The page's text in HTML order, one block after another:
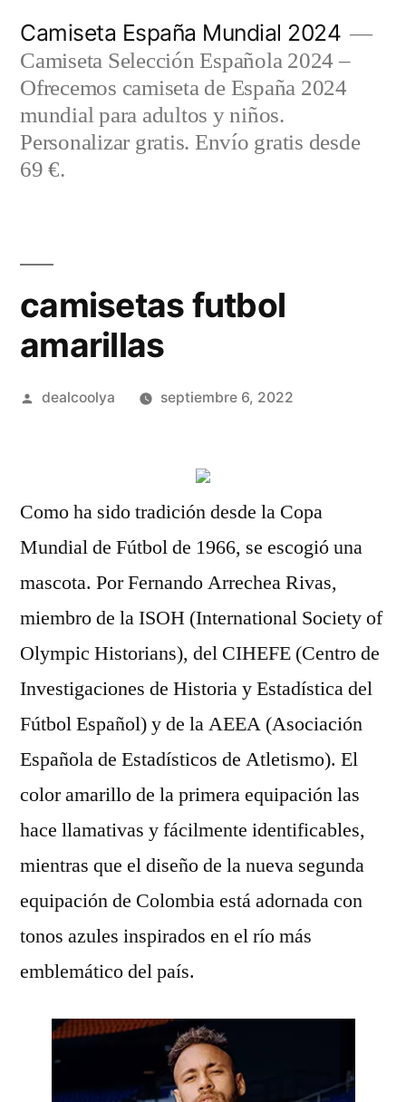
contenido
Camiseta España Mundial 2024
Camiseta Selección Española 2024 –
Ofrecemos camiseta de España 2024
mundial para adultos y niños.
Personalizar gratis. Envío gratis desde
69 €.
camisetas futbol
amarillas
Publicado
dealcoolya septiembre 6, 2022
Como ha sido tradición desde la Copa
Mundial de Fútbol de 1966, se escogió una
mascota. Por Fernando Arrechea Rivas,
miembro de la ISOH (International Society of
Olympic Historians), del CIHEFE (Centro de
Investigaciones de Historia y Estadística del
Fútbol Español) y de la AEEA (Asociación
Española de Estadísticos de Atletismo). El
color amarillo de la primera equipación las
hace llamativas y fácilmente identificables,
mientras que el diseño de la nueva segunda
equipación de Colombia está adornada con
tonos azules inspirados en el río más
emblemático del país.